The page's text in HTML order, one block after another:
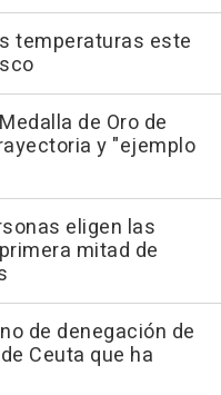
temperaturas este
de Oro de
y "ejemplo
eligen las
mitad de
de denegación de
Ceuta que ha